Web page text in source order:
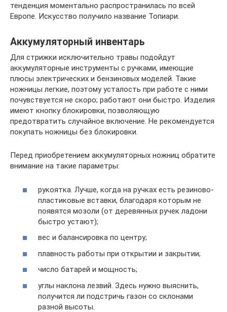
тенденция моментально распространилась по всей
Европе. Искусство получило название Топиари.
Аккумуляторный инвентарь
Для стрижки исключительно травы подойдут
аккумуляторные инструменты с ручками, имеющие
плюсы электрических и бензиновых моделей. Такие
ножницы легкие, поэтому усталость при работе с ними
почувствуется не скоро; работают они быстро. Изделия
имеют кнопку блокировки, позволяющую
предотвратить случайное включение. Не рекомендуется
покупать ножницы без блокировки.
Перед приобретением аккумуляторных ножниц обратите
внимание на такие параметры:
рукоятка. Лучше, когда на ручках есть резиново-
пластиковые вставки, благодаря которым не
появятся мозоли (от деревянных ручек ладони
быстро устают);
вес и балансировка по центру;
плавность работы при открытии и закрытии;
число батарей и мощность;
углы наклона лезвий. Здесь нужно выяснить,
получится ли подстричь газон со склонами
разной высоты.